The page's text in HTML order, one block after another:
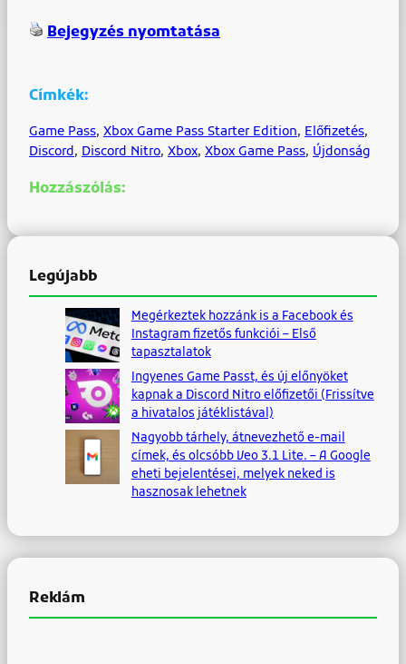
Bejegyzés nyomtatása
Címkék:
Game Pass, Xbox Game Pass Starter Edition, Előfizetés
Discord, Discord Nitro, Xbox, Xbox Game Pass, Újdonság
Hozzászólás:
Legújabb
Megérkeztek hozzánk is a Facebook és
Instagram fizetős funkciói – Első
tapasztalatok
Ingyenes Game Passt, és új előnyöket
kapnak a Discord Nitro előfizetői (Frissítve
a hivatalos játéklistával)
Nagyobb tárhely, átnevezhető e-mail
címek, és olcsóbb Veo 3.1 Lite. – A Google
eheti bejelentései, melyek neked is
hasznosak lehetnek
Reklám